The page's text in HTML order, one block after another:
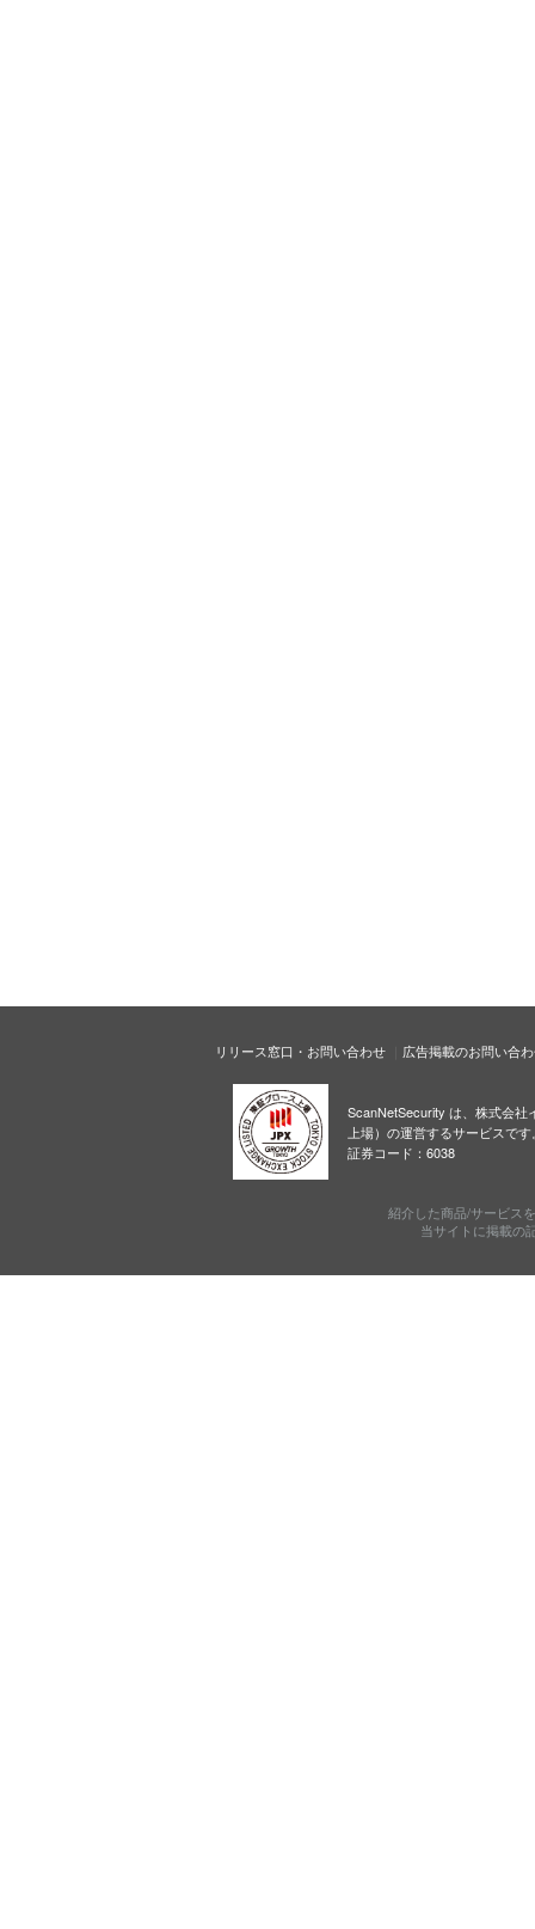
リリース窓口・お問い合わせ 広告掲載のお問い合
ScanNetSecurity は、株式会社
上場）の運営するサービスです
証券コード：6038
紹介した商品/サービス
当サイトに掲載の